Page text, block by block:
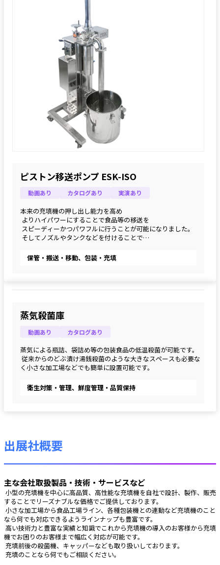
ピストン移送ポンプ ESK-ISO
動画あり カタログあり 実演あり
本来の充填機の押し出し能⼒を⾼め
よりハイパワーにすることで⾷品等の移送を
スピーディーかつパワフルに⾏うことが可能になりました。
そしてノズルやタンクなどを付けることで
保管・搬送・移動、包装・充填
蒸気殺菌庫
動画あり カタログあり
蒸気による瓶詰、袋詰め等の包装食品の低温殺菌が可能です。
従来からのどぶ漬け湯銭殺菌のような大きなスペースも必要な
く小さな加工場などでも簡単に設置可能です。
衛生対策・管理、鮮度管理・品質保持
出展社概要
主な会社取扱製品・技術・サービスなど
することでリーズナブルな価格でご提供しております。
なら何でも対応できるようラインナップも豊富です。
機でお困りのお客様まで幅広く対応が可能です。
充填前後の殺菌機、キャッパーなども取り扱いしております。
充填のことなら何でもご相談ください。